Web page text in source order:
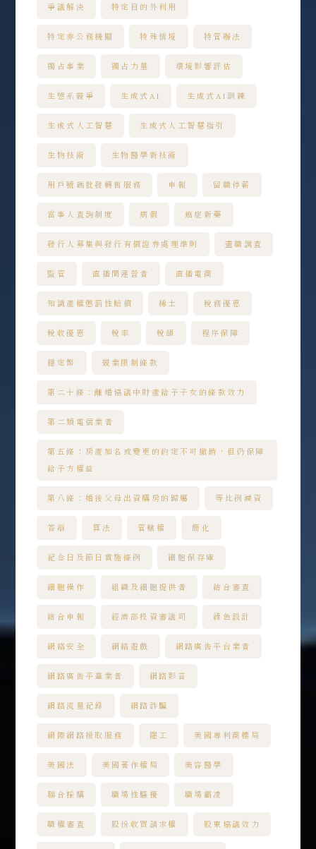
爭議解決 特定目的外利用
特定非公務機關 特殊情境 特管辦法
獨占事業 獨占力量 環境影響評估
生態系競爭 生成式AI 生成式AI訓練
生成式人工智慧 生成式人工智慧指引
生物技術 生物醫學新技術
用戶號碼批發轉售服務 申報 留職停薪
當事人查詢制度 病假 癌症新藥
發行人募集與發行有價證券處理準則 盡職調查
監管 直播間運營者 直播電商
知識產權懲罰性賠償 稀土 稅務優惠
稅收優惠 稅率 稅額 程序保障
穩定幣 競業限制條款
第二十條：離婚協議中財產給予子女的條款效力
第二類電信業者
第五條：房產加名或變更的約定不可撤銷，但仍保障
給予方權益
第八條：婚後父母出資購房的歸屬 等比例減資
答辯 算法 管轄權 簡化
紀念日及節日實施條例 細胞保存庫
細胞操作 組織及細胞提供者 結合審查
結合申報 經濟部投資審議司 綠色設計
網絡安全 網絡遊戲 網路廣告平台業者
網路廣告平臺業者 網路影音
網路流量紀錄 網路詐騙
網際網路接取服務 罷工 美國專利商標局
美國法 美國著作權局 美容醫學
聯合採購 職場性騷擾 職場霸凌
職權審查 股份收買請求權 股東協議效力